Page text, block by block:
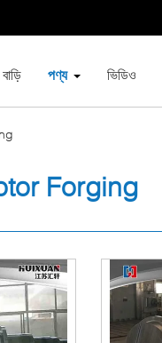
বাড়ি পণ্য ভিডিও
Forging